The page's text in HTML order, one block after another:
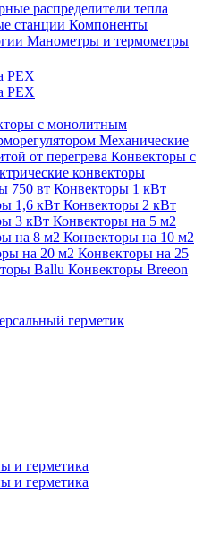
распределители тепла
станции Компоненты
Манометры и термометры
PEX
PEX
с монолитным
Механические
от перегрева Конвекторы с
конвекторы
750 вт Конвекторы 1 кВт
1,6 кВт Конвекторы 2 кВт
3 кВт Конвекторы на 5 м2
на 8 м2 Конвекторы на 10 м2
на 20 м2 Конвекторы на 25
Ballu Конвекторы Breeon
герметик
и герметика
и герметика